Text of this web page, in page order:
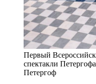
Первый
спектакли
Петергоф